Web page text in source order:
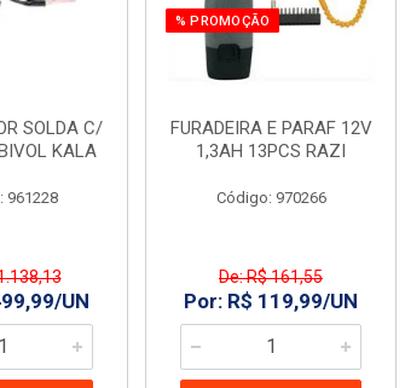
SOLDA C/
KALA
961228
UN
% PROMOÇÃO
FURADEIRA E PARAF 12V
1,3AH 13PCS RAZI
Código: 970266
De: R$ 161,55
Por: R$ 119,99/UN